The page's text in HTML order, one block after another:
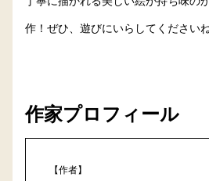
作！ぜひ、遊びにいらしてくださいね
作家プロフィール
【作者】